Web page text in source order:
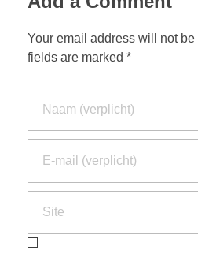
Your email address will not
fields are marked *